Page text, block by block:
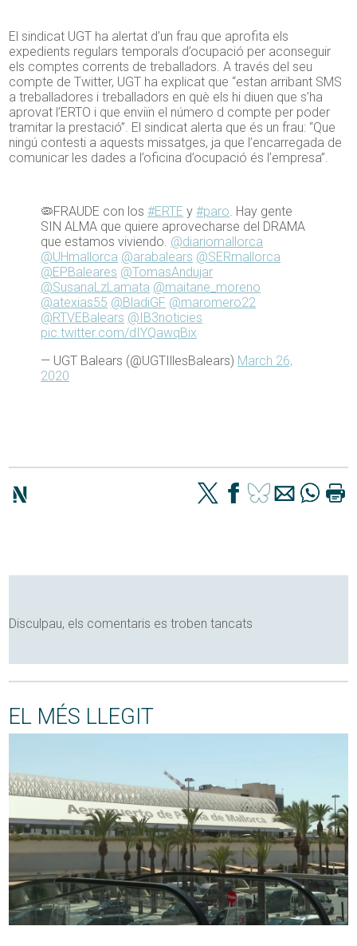
El sindicat UGT ha alertat d’un frau que aprofita els
expedients regulars temporals d’ocupació per aconseguir
els comptes corrents de treballadors. A través del seu
compte de Twitter, UGT ha explicat que “estan arribant SMS
a treballadores i treballadors en què els hi diuen que s’ha
aprovat l’ERTO i que enviïn el número d compte per poder
tramitar la prestació”. El sindicat alerta que és un frau: “Que
ningú contesti a aquests missatges, ja que l’encarregada de
comunicar les dades a l’oficina d’ocupació és l’empresa”.
🦠FRAUDE con los#ERTE y#paro. Hay gente
SIN ALMA que quiere aprovecharse del DRAMA
que estamos viviendo. @diariomallorca
@UHmallorca @arabalears @SERmallorca
@EPBaleares @TomasAndujar
@SusanaLzLamata @maitane_moreno
@atexias55 @BladiGF @maromero22
@RTVEBalears @IB3noticies
pic.twitter.com/dIYQawqBix
— UGT Balears (@UGTIllesBalears) March 26,
2020
Disculpau, els comentaris es troben tancats
EL MÉS LLEGIT